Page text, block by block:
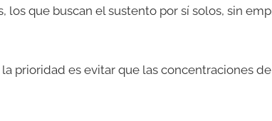
los que buscan el sustento por sí solos, sin
prioridad es evitar que las concentraciones